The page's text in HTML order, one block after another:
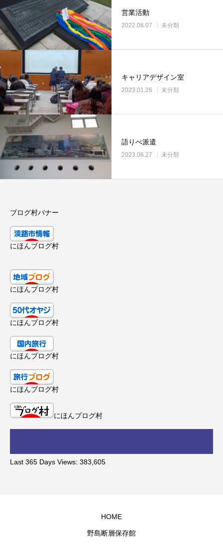
営業活動
2022.06.07 未分類
キャリアデザイン室
2023.01.26 未分類
語りべ派遣
2023.06.27 未分類
ブログ村バナー
にほんブログ村
にほんブログ村
にほんブログ村
にほんブログ村
にほんブログ村
にほんブログ村
Last 365 Days Views: 383,605
HOME
野島断層保存館